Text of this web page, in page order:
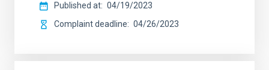
Published at
04/19/2023
Complaint deadline
04/26/2023